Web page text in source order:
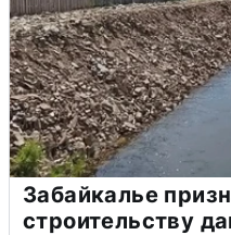
Забайкалье
строительству